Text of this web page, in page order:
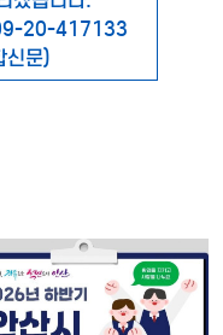
20-417133
신문)